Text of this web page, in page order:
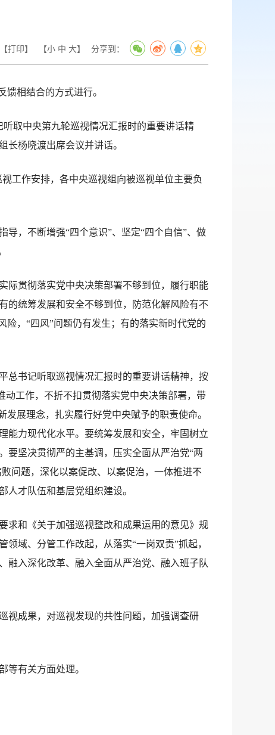
【打印】 【小 中 大】 分享到：
相结合的方式进行。
取中央第九轮巡视情况汇报时的重要讲话精
长杨晓渡出席会议并讲话。
工作安排，各中央巡视组向被巡视单位主要负
，不断增强“四个意识”、坚定“四个自信”、做
贯彻落实党中央决策部署不够到位，履行职能
的统筹发展和安全不够到位，防范化解风险有不
，“四风”问题仍有发生；有的落实新时代党的
书记听取巡视情况汇报时的重要讲话精神，按
动工作，不折不扣贯彻落实党中央决策部署，带
展理念，扎实履行好党中央赋予的职责使命。
能力现代化水平。要统筹发展和安全，牢固树立
要坚决贯彻严的主基调，压实全面从严治党“两
问题，深化以案促改、以案促治，一体推进不
才队伍和基层党组织建设。
和《关于加强巡视整改和成果运用的意见》规
域、分管工作改起，从落实“一岗双责”抓起，
融入深化改革、融入全面从严治党、融入班子队
成果，对巡视发现的共性问题，加强调查研
有关方面处理。